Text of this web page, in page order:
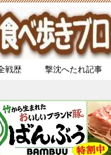
戦歴 撃沈へたれ記事